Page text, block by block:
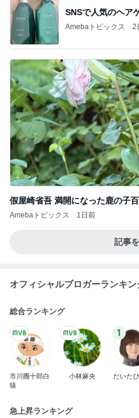
SNSで人気のヘア
Amebaトピックス 2
假屋崎省吾 満開になった鹿の子
Amebaトピックス 1日前
記事
オフィシャルブロガーランキン
総合ランキング
市川團十郎白
猿
小林麻央
1
だいた
急上昇ランキング